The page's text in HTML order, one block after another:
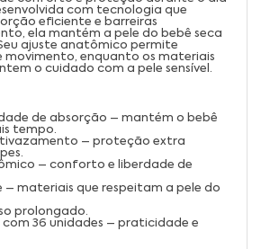
com tecnologia que
eficiente e barreiras
ela mantém a pele do bebê seca
ajuste anatômico permite
movimento, enquanto os materiais
o cuidado com a pele sensível.
de absorção – mantém o bebê
tempo.
– proteção extra
– conforto e liberdade de
– materiais que respeitam a pele do
prolongado.
com 36 unidades – praticidade e